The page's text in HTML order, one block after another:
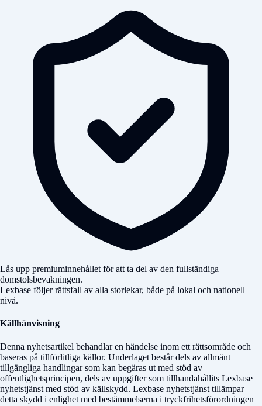
Lås upp premiuminnehållet för att ta del av den fullständiga
domstolsbevakningen.
Lexbase följer rättsfall av alla storlekar, både på lokal och nationell
nivå.
Källhänvisning
Denna nyhetsartikel behandlar en händelse inom ett rättsområde och
baseras på tillförlitliga källor. Underlaget består dels av allmänt
tillgängliga handlingar som kan begäras ut med stöd av
offentlighetsprincipen, dels av uppgifter som tillhandahållits Lexbase
nyhetstjänst med stöd av källskydd. Lexbase nyhetstjänst tillämpar
detta skydd i enlighet med bestämmelserna i tryckfrihetsförordningen